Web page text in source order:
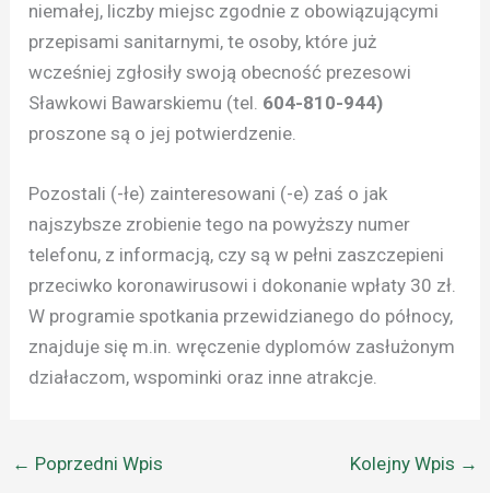
niemałej, liczby miejsc zgodnie z obowiązującymi
przepisami sanitarnymi, te osoby, które już
wcześniej zgłosiły swoją obecność prezesowi
Sławkowi Bawarskiemu (tel. 604-810-944)
proszone są o jej potwierdzenie.
Pozostali (-łe) zainteresowani (-e) zaś o jak
najszybsze zrobienie tego na powyższy numer
telefonu, z informacją, czy są w pełni zaszczepieni
przeciwko koronawirusowi i dokonanie wpłaty 30 zł.
W programie spotkania przewidzianego do północy,
znajduje się m.in. wręczenie dyplomów zasłużonym
działaczom, wspominki oraz inne atrakcje.
← Poprzedni Wpis Kolejny Wpis →